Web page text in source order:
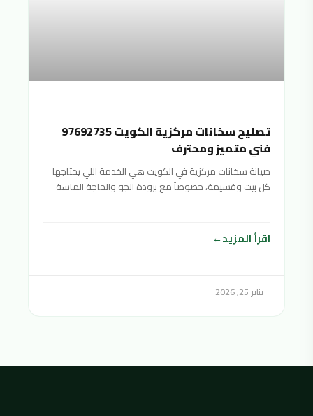
تصليح سخانات مركزية الكويت 97692735
فني متميز ومحترف
صيانة سخانات مركزية في الكويت هي الخدمة اللي يحتاجها
كل بيت وقسيمة، خصوصاً مع برودة الجو والحاجة الماسة
اقرأ المزيد
يناير 25, 2026